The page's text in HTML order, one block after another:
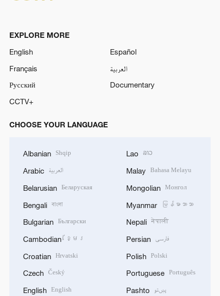
EXPLORE MORE
English
Español
Français
العربية
Русский
Documentary
CCTV+
CHOOSE YOUR LANGUAGE
Albanian Shqip
Arabic العربية
Belarusian Беларуская
Bengali বাংলা
Bulgarian Български
Cambodian ខ្មែរ
Croatian Hrvatski
Czech Český
English English
Lao ລາວ
Malay Bahasa Melayu
Mongolian Монгол
Myanmar မြန်မာဘာသာ
Nepali नेपाली
Persian فارسی
Polish Polski
Portuguese Português
Pashto پښتو